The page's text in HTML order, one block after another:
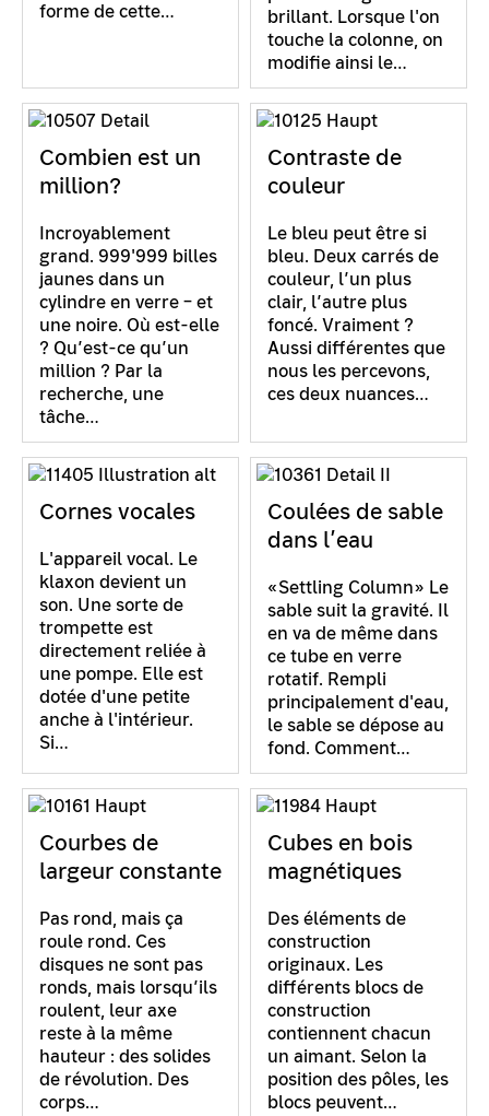
forme de cette…
brillant. Lorsque l'on
touche la colonne, on
modifie ainsi le…
Combien est un
million?
Incroyablement
grand. 999'999 billes
jaunes dans un
cylindre en verre – et
une noire. Où est-elle
? Qu’est-ce qu’un
million ? Par la
recherche, une
tâche…
Contraste de
couleur
Le bleu peut être si
bleu. Deux carrés de
couleur, l’un plus
clair, l’autre plus
foncé. Vraiment ?
Aussi différentes que
nous les percevons,
ces deux nuances…
Cornes vocales
L'appareil vocal. Le
klaxon devient un
son. Une sorte de
trompette est
directement reliée à
une pompe. Elle est
dotée d'une petite
anche à l'intérieur.
Si…
Coulées de sable
dans l’eau
«Settling Column» Le
sable suit la gravité. Il
en va de même dans
ce tube en verre
rotatif. Rempli
principalement d'eau,
le sable se dépose au
fond. Comment…
Courbes de
largeur constante
Pas rond, mais ça
roule rond. Ces
disques ne sont pas
ronds, mais lorsqu’ils
roulent, leur axe
reste à la même
hauteur : des solides
de révolution. Des
corps…
Cubes en bois
magnétiques
Des éléments de
construction
originaux. Les
différents blocs de
construction
contiennent chacun
un aimant. Selon la
position des pôles, les
blocs peuvent…